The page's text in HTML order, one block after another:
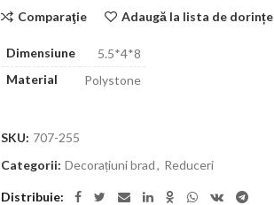
Comparaţie Adaugă la lista de dorințe
Dimensiune
5.5*4*8
Material
Polystone
SKU: 707-255
Categorii: Decorațiuni brad, Reduceri
Distribuie